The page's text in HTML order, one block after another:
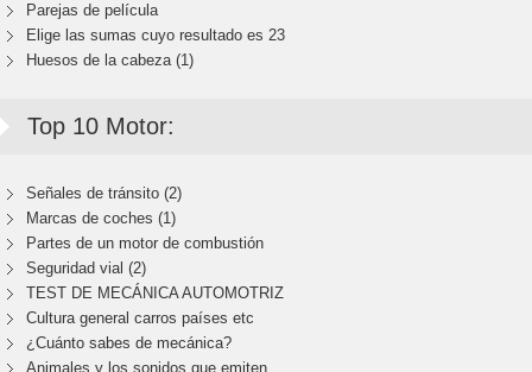
Parejas de película
Elige las sumas cuyo resultado es 23
Huesos de la cabeza (1)
Top 10 Motor:
Señales de tránsito (2)
Marcas de coches (1)
Partes de un motor de combustión
Seguridad vial (2)
TEST DE MECÁNICA AUTOMOTRIZ
Cultura general carros países etc
¿Cuánto sabes de mecánica?
Animales y los sonidos que emiten